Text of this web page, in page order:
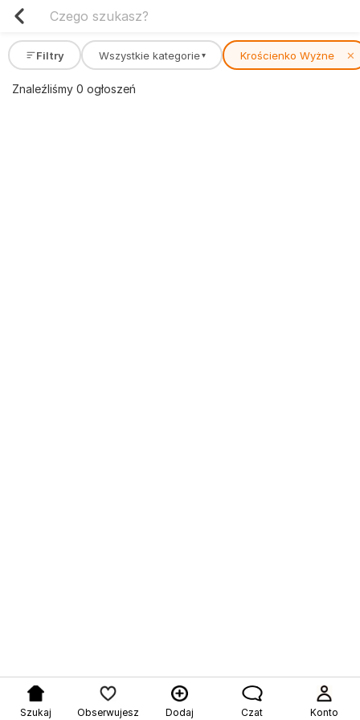
Filtry Wszystkie kategorie ▾ Krościenko Wyżne ✕
Znaleźliśmy 0 ogłoszeń
Szukaj Obserwujesz Dodaj Czat Konto